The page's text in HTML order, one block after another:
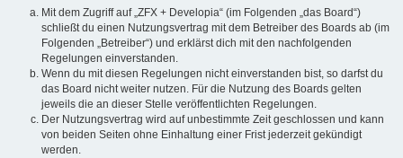
Mit dem Zugriff auf „ZFX + Developia“ (im Folgenden „das Board“)
schließt du einen Nutzungsvertrag mit dem Betreiber des Boards ab (im
Folgenden „Betreiber“) und erklärst dich mit den nachfolgenden
Regelungen einverstanden.
Wenn du mit diesen Regelungen nicht einverstanden bist, so darfst du
das Board nicht weiter nutzen. Für die Nutzung des Boards gelten
jeweils die an dieser Stelle veröffentlichten Regelungen.
Der Nutzungsvertrag wird auf unbestimmte Zeit geschlossen und kann
von beiden Seiten ohne Einhaltung einer Frist jederzeit gekündigt
werden.